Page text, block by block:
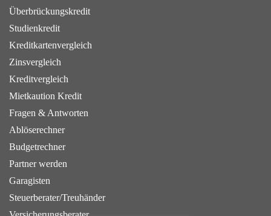
Überbrückungskredit
Studienkredit
Kreditkartenvergleich
Zinsvergleich
Kreditvergleich
Mietkaution Kredit
Fragen & Antworten
Ablöserechner
Budgetrechner
Partner werden
Garagisten
Steuerberater/Treuhänder